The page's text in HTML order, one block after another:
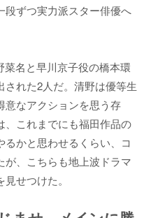
段ずつ実力派スター俳優へ
名と早川京子役の橋本環
れた2人だ。清野は優等生
意なアクションを思う存
、これまでにも福田作品の
るかと思わせるくらい、コ
が、こちらも地上波ドラマ
せつけた。